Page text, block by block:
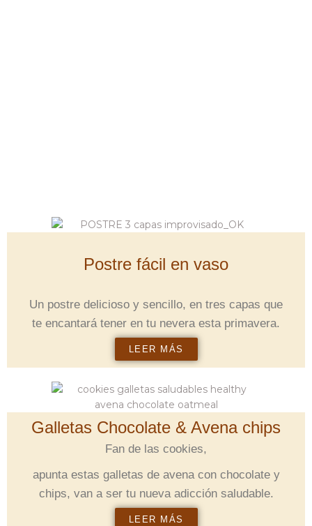
Postre fácil en vaso
Un postre delicioso y sencillo, en tres capas que
te encantará tener en tu nevera esta primavera.
LEER MÁS
Galletas Chocolate & Avena chips
Fan de las cookies,
apunta estas galletas de avena con chocolate y
chips, van a ser tu nueva adicción saludable.
LEER MÁS